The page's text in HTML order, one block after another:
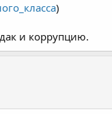
)
и коррупцию.